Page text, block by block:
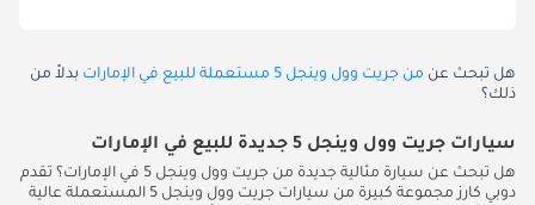
هل تبحث عن من جريت وول وينجل 5 مستعملة للبيع في الإمارات
بدلاً من
ذلك؟
سيارات جريت وول وينجل 5 جديدة للبيع في الإمارات
هل تبحث عن سيارة مثالية جديدة من جريت وول وينجل 5 في الإمارات؟ تقدم
دوبي كارز مجموعة كبيرة من سيارات جريت وول وينجل 5 المستعملة عالية